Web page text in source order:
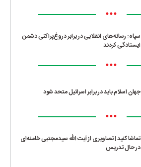
•••
سپاه: رسانه‌های انقلابی در برابر دروغ‌پراکنی دشمن
ایستادگی کردند
•••
جهان اسلام باید در برابر اسرائیل متحد شود
•••
تماشا کنید | تصاویری از آیت الله سیدمجتبی خامنه‌ای
در حال تدریس